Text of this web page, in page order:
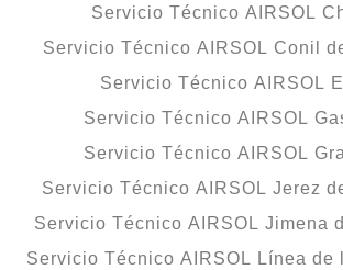
Servicio Técnico AIRSOL
Servicio Técnico AIRSOL Conil
Servicio Técnico AIRSOL
Servicio Técnico AIRSOL
Servicio Técnico AIRSOL
Servicio Técnico AIRSOL Jerez
Servicio Técnico AIRSOL Jimena
Servicio Técnico AIRSOL Línea de